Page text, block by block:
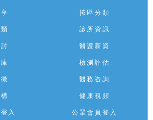
按區分類
診所資訊
醫護新資
檢測評估
醫務咨詢
健康視頻
入 公眾會員登入